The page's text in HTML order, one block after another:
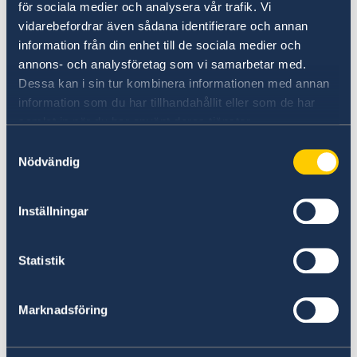
för sociala medier och analysera vår trafik. Vi
vidarebefordrar även sådana identifierare och annan
information från din enhet till de sociala medier och
annons- och analysföretag som vi samarbetar med.
Dessa kan i sin tur kombinera informationen med annan
information som du har tillhandahållit eller som de har
samlat in när du har använt deras tjänster.
Nödvändig
Inställningar
Statistik
Marknadsföring
Schengenintyg | Läkemedelsverket
(lakemedelsverket.se)
Mitnahme von Medikamenten nach Österreich
(sozialministerium.at)
UD:s reseinformation direkt i fickan
I appen UD Resklar finns råd och
reseinformation om världens länder från
Om UD Resklar på regeringen.se
Anmäl din utlandsvistelse